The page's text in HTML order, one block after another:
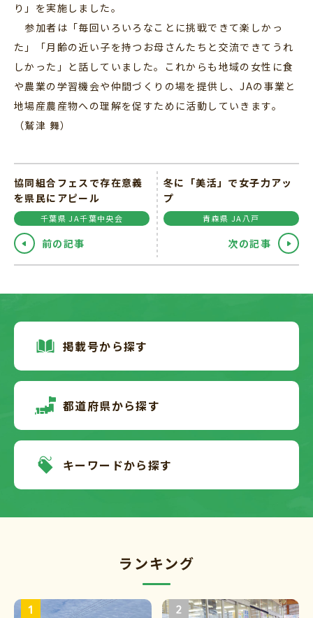
り」を実施しました。
参加者は「毎回いろいろなことに挑戦できて楽しかっ
た」「月齢の近い子を持つお母さんたちと交流できてうれ
しかった」と話していました。これからも地域の女性に食
や農業の学習機会や仲間づくりの場を提供し、JAの事業と
地場産農産物への理解を促すために活動していきます。
（鷲津 舞）
協同組合フェスで存在意義
を県民にアピール
千葉県 JA千葉中央会
前の記事
冬に「美活」で女子力アッ
プ
青森県 JA八戸
次の記事
掲載号から探す
都道府県から探す
キーワードから探す
ランキング